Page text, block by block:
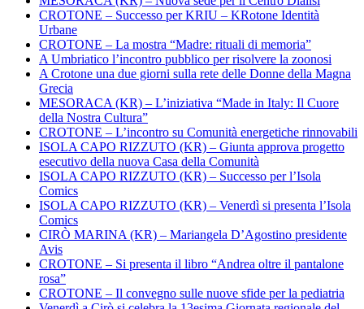
CROTONE – Successo per KRIU – KRotone Identità
Urbane
CROTONE – La mostra “Madre: rituali di memoria”
A Umbriatico l’incontro pubblico per risolvere la zoonosi
A Crotone una due giorni sulla rete delle Donne della Magna
Grecia
MESORACA (KR) – L’iniziativa “Made in Italy: Il Cuore
della Nostra Cultura”
CROTONE – L’incontro su Comunità energetiche rinnovabili
ISOLA CAPO RIZZUTO (KR) – Giunta approva progetto
esecutivo della nuova Casa della Comunità
ISOLA CAPO RIZZUTO (KR) – Successo per l’Isola
Comics
ISOLA CAPO RIZZUTO (KR) – Venerdì si presenta l’Isola
Comics
CIRÒ MARINA (KR) – Mariangela D’Agostino presidente
Avis
CROTONE – Si presenta il libro “Andrea oltre il pantalone
rosa”
CROTONE – Il convegno sulle nuove sfide per la pediatria